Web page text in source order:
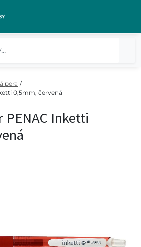
pera /
0,5mm, červená
PENAC Inketti